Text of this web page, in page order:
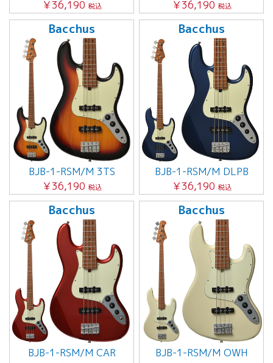
￥36,190 税込
￥36,190 税込
Bacchus
BJB-1-RSM/M 3TS
￥36,190 税込
Bacchus
BJB-1-RSM/M DLPB
￥36,190 税込
Bacchus
BJB-1-RSM/M CAR
Bacchus
BJB-1-RSM/M OWH